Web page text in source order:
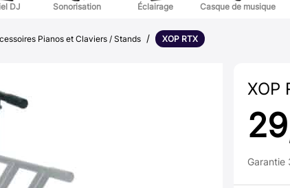
voix
détachées pour guitares et basses
DJ
DJ
Sonorisation Éclairage Casque de musique
Pianos et Claviers / Stands / XOP RTX
XOP
Garantie